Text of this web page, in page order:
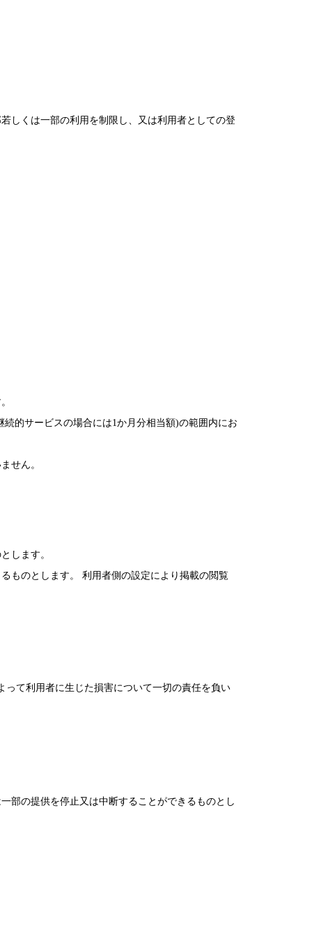
しくは一部の利用を制限し、又は利用者としての登
的サービスの場合には1か月分相当額)の範囲内にお
せん。
します。
ものとします。 利用者側の設定により掲載の閲覧
て利用者に生じた損害について一切の責任を負い
部の提供を停止又は中断することができるものとし